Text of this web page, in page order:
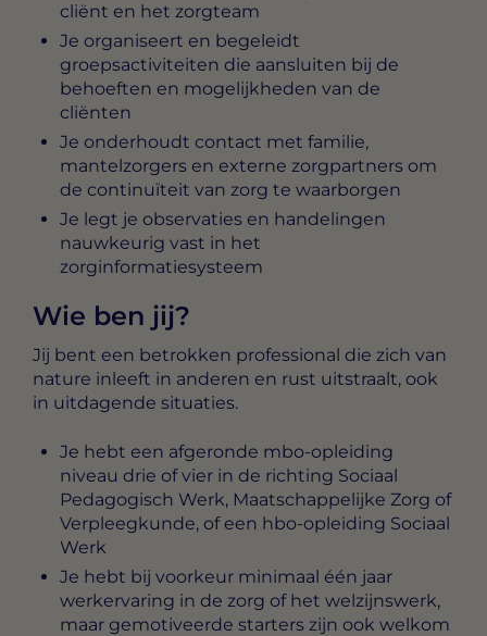
cliënt en het zorgteam
Je organiseert en begeleidt
groepsactiviteiten die aansluiten bij de
behoeften en mogelijkheden van de
cliënten
Je onderhoudt contact met familie,
mantelzorgers en externe zorgpartners om
de continuïteit van zorg te waarborgen
Je legt je observaties en handelingen
nauwkeurig vast in het
zorginformatiesysteem
Wie ben jij?
Jij bent een betrokken professional die zich van
nature inleeft in anderen en rust uitstraalt, ook
in uitdagende situaties.
Je hebt een afgeronde mbo-opleiding
niveau drie of vier in de richting Sociaal
Pedagogisch Werk, Maatschappelijke Zorg of
Verpleegkunde, of een hbo-opleiding Sociaal
Werk
Je hebt bij voorkeur minimaal één jaar
werkervaring in de zorg of het welzijnswerk,
maar gemotiveerde starters zijn ook welkom